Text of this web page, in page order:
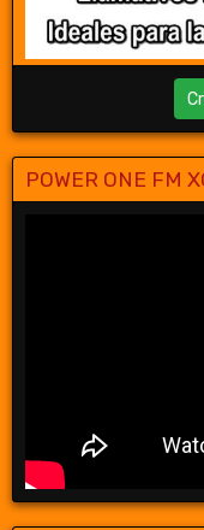
POWER ONE FM